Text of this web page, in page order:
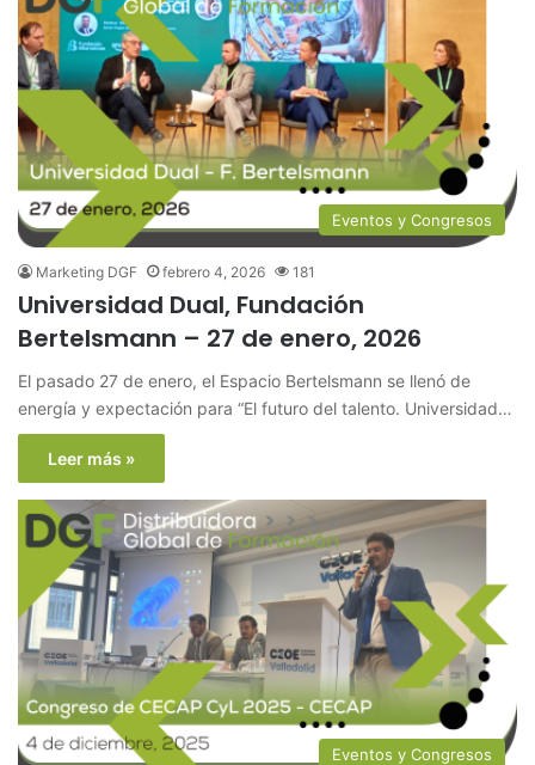
Eventos y Congresos
Marketing DGF febrero 4, 2026 181
Universidad Dual, Fundación
Bertelsmann – 27 de enero, 2026
El pasado 27 de enero, el Espacio Bertelsmann se llenó de
energía y expectación para “El futuro del talento. Universidad…
Leer más »
Eventos y Congresos